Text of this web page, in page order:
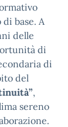
base. A
delle
di
di
del
,
sereno